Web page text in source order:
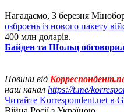
Нагадаємо, 3 березня
озброєнь із нового пакету
400 млн доларів.
Байден та Шольц
Новини від
наш канал https://t.me/
Читайте Korrespondent.net в